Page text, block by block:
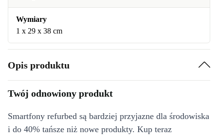
Wymiary
1 x 29 x 38 cm
Opis produktu
Twój odnowiony produkt
Smartfony refurbed są bardziej przyjazne dla środowiska
i do 40% tańsze niż nowe produkty. Kup teraz